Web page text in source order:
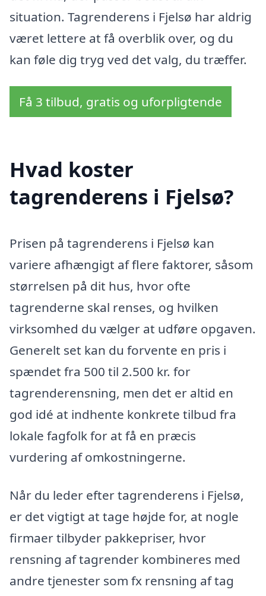
situation. Tagrenderens i Fjelsø har aldrig
været lettere at få overblik over, og du
kan føle dig tryg ved det valg, du træffer.
Få 3 tilbud, gratis og uforpligtende
Hvad koster
tagrenderens i Fjelsø?
Prisen på tagrenderens i Fjelsø kan
variere afhængigt af flere faktorer, såsom
størrelsen på dit hus, hvor ofte
tagrenderne skal renses, og hvilken
virksomhed du vælger at udføre opgaven.
Generelt set kan du forvente en pris i
spændet fra 500 til 2.500 kr. for
tagrenderensning, men det er altid en
god idé at indhente konkrete tilbud fra
lokale fagfolk for at få en præcis
vurdering af omkostningerne.
Når du leder efter tagrenderens i Fjelsø,
er det vigtigt at tage højde for, at nogle
firmaer tilbyder pakkepriser, hvor
rensning af tagrender kombineres med
andre tjenester som fx rensning af tag